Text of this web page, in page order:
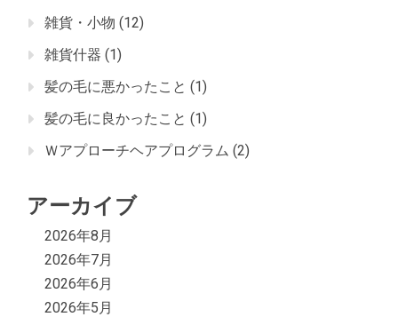
雑貨・小物 (12)
雑貨什器 (1)
髪の毛に悪かったこと (1)
髪の毛に良かったこと (1)
Ｗアプローチヘアプログラム (2)
アーカイブ
2026年8月
2026年7月
2026年6月
2026年5月